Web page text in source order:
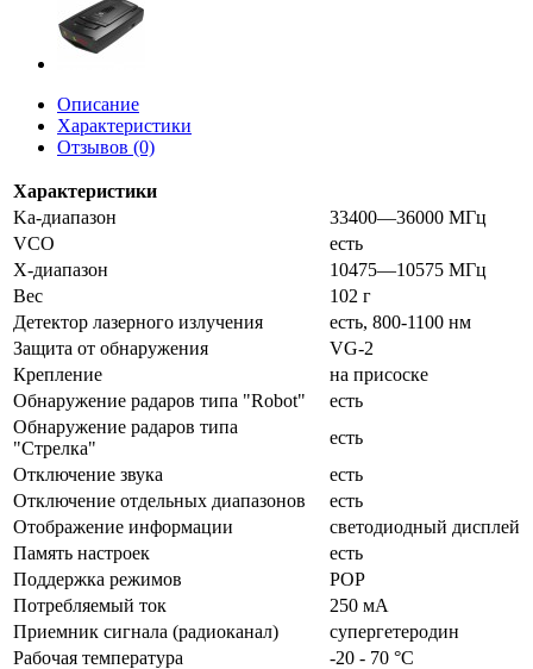
Описание
Характеристики
Отзывов (0)
Характеристики
Ka-диапазон
33400—36000 МГц
VCO
есть
X-диапазон
10475—10575 МГц
Вес
102 г
Детектор лазерного излучения
есть, 800-1100 нм
Защита от обнаружения
VG-2
Крепление
на присоске
Обнаружение радаров типа "Robot"
есть
Обнаружение радаров типа
"Стрелка"
есть
Отключение звука
есть
Отключение отдельных диапазонов
есть
Отображение информации
светодиодный дисплей
Память настроек
есть
Поддержка режимов
POP
Потребляемый ток
250 мА
Приемник сигнала (радиоканал)
супергетеродин
Рабочая температура
-20 - 70 °C